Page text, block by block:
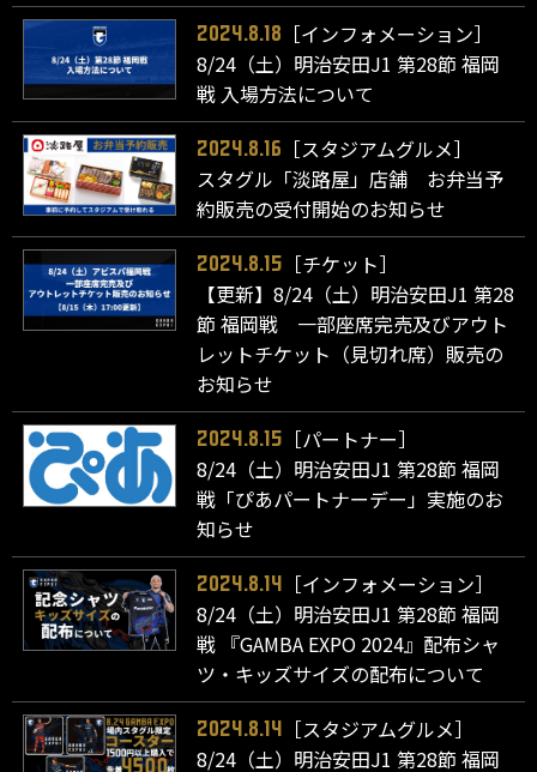
2024.8.18
［インフォメーション］
8/24（土）明治安田J1 第28節 福岡
戦 入場方法について
2024.8.16
［スタジアムグルメ］
スタグル「淡路屋」店舗 お弁当予
約販売の受付開始のお知らせ
2024.8.15
［チケット］
【更新】8/24（土）明治安田J1 第28
節 福岡戦 一部座席完売及びアウト
レットチケット（見切れ席）販売の
お知らせ
2024.8.15
［パートナー］
8/24（土）明治安田J1 第28節 福岡
戦「ぴあパートナーデー」実施のお
知らせ
2024.8.14
［インフォメーション］
8/24（土）明治安田J1 第28節 福岡
戦 『GAMBA EXPO 2024』配布シャ
ツ・キッズサイズの配布について
2024.8.14
［スタジアムグルメ］
8/24（土）明治安田J1 第28節 福岡